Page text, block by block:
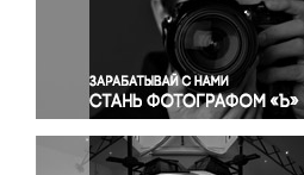
Политика
Правосудие
Происшествия и конфликты
Религия
Светская жизнь
Спорт